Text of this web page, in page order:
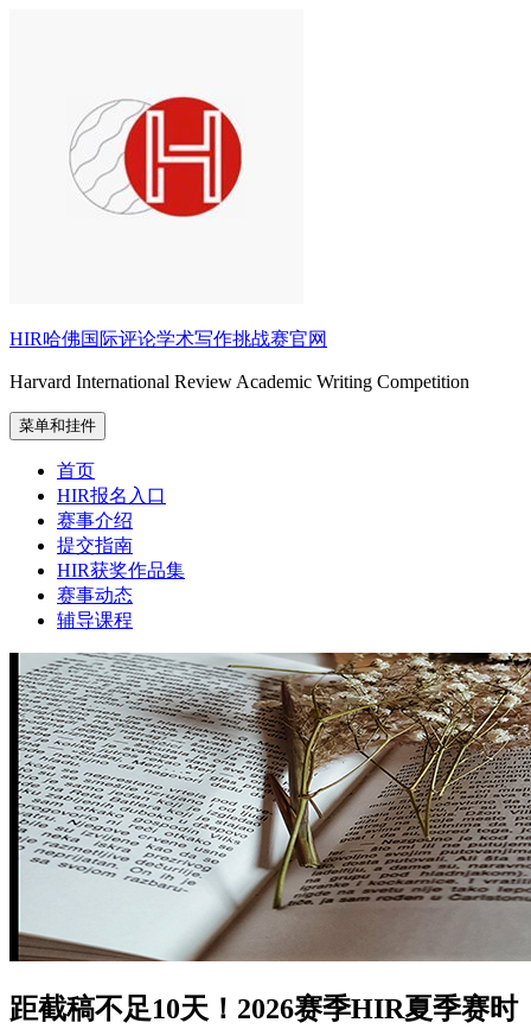
HIR哈佛国际评论学术写作挑战赛官网
Harvard International Review Academic Writing Competition
菜单和挂件
首页
HIR报名入口
赛事介绍
提交指南
HIR获奖作品集
赛事动态
辅导课程
距截稿不足10天！2026赛季HIR夏季赛时